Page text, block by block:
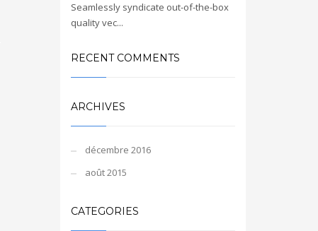
Seamlessly syndicate out-of-the-box
quality vec...
RECENT COMMENTS
ARCHIVES
décembre 2016
août 2015
CATEGORIES